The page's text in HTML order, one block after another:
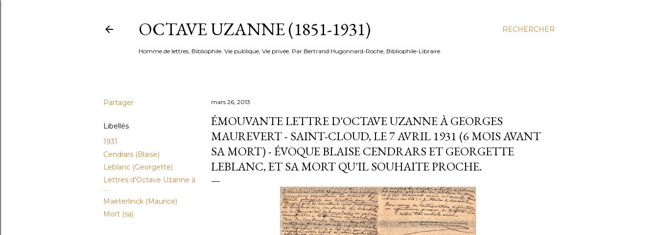
RECHERCHER
OCTAVE UZANNE (1851-1931)
Homme de lettres, Bibliophile. Vie publique, Vie privée. Par Bertrand Hugonnard-Roche, Bibliophile-Libraire
Partager
Libellés
1931
Cendrars (Blaise)
Leblanc (Georgette)
Lettres d'Octave Uzanne à
...
Maëterlinck (Maurice)
Mort (sa)
mars 26, 2013
ÉMOUVANTE LETTRE D'OCTAVE UZANNE À GEORGES
MAUREVERT - SAINT-CLOUD, LE 7 AVRIL 1931 (6 MOIS AVANT
SA MORT) - ÉVOQUE BLAISE CENDRARS ET GEORGETTE
LEBLANC, ET SA MORT QU'IL SOUHAITE PROCHE.